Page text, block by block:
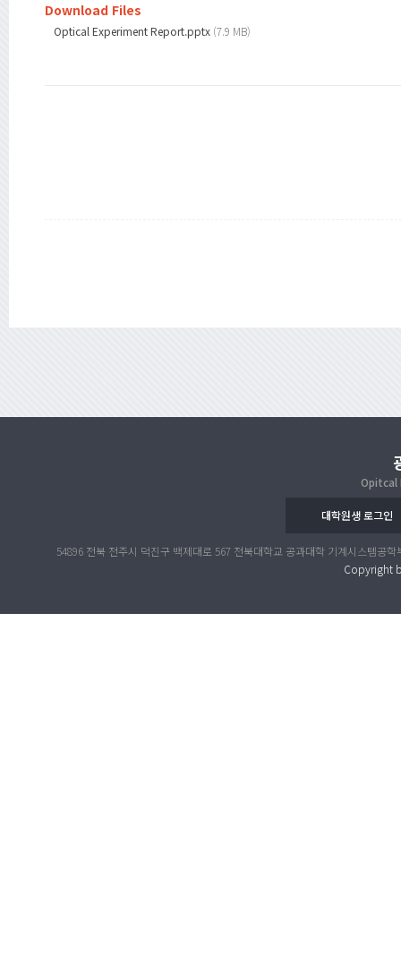
Download Files
Optical Experiment Report.pptx (7.9 MB)
대학원생 로그인
54896 전북 전주시 덕진구 백제대로 567 전북대학교 공과대학 기계시스템
Copyright